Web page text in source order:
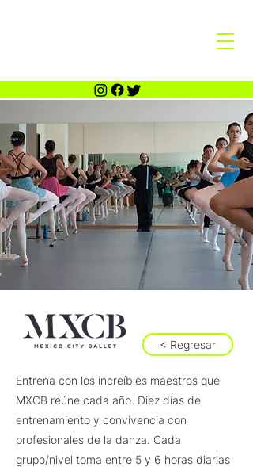
< Regresar
Entrena con los increíbles maestros que
MXCB reúne cada año. Diez días de
entrenamiento y convivencia con
profesionales de la danza. Cada
grupo/nivel toma entre 5 y 6 horas diarias